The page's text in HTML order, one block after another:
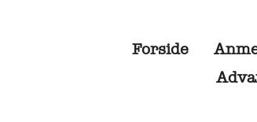
Forside